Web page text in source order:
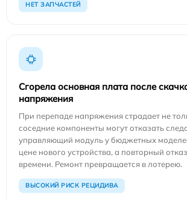
НЕТ ЗАПЧАСТЕЙ
Сгорела основная плата после
напряжения
При перепаде напряжения страдает не
соседние компоненты могут отказать
управляющий модуль у бюджетных
цене нового устройства, а повторный
времени. Ремонт превращается в лотерею.
ВЫСОКИЙ РИСК РЕЦИДИВА